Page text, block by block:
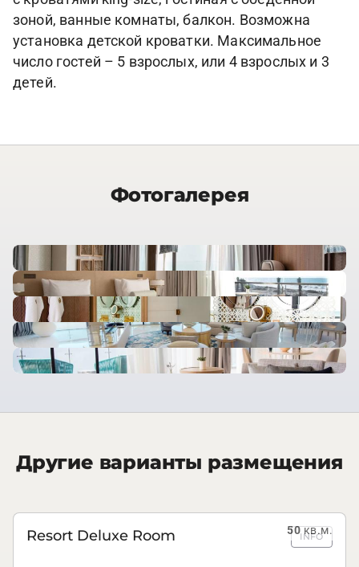
зоной, ванные комнаты, балкон. Возможна
установка детской кроватки. Максимальное
число гостей – 5 взрослых, или 4 взрослых и 3
детей.
Фотогалерея
Другие варианты размещения
50кв.м.
Resort Deluxe Room INFO